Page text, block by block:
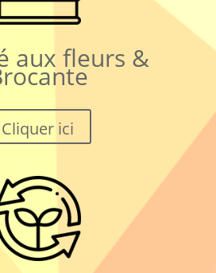
aux fleurs &
Cliquer ici